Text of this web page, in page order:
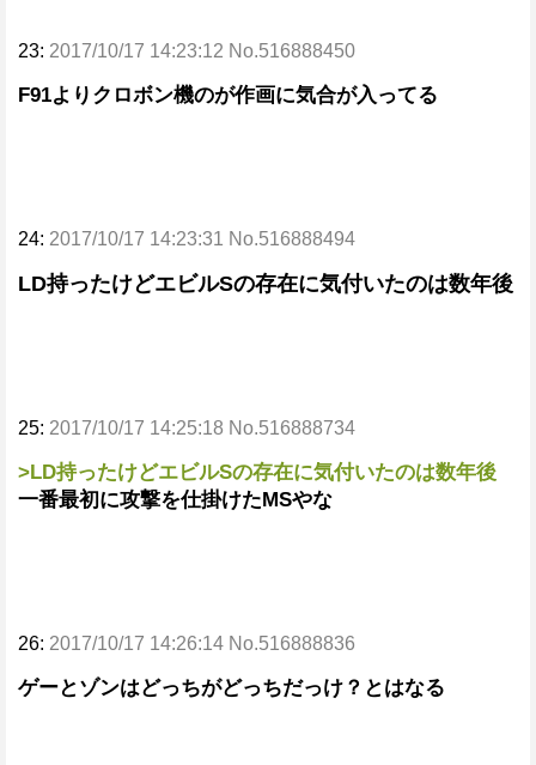
23: 2017/10/17 14:23:12 No.516888450
F91よりクロボン機のが作画に気合が入ってる
24: 2017/10/17 14:23:31 No.516888494
LD持ったけどエビルSの存在に気付いたのは数年後
25: 2017/10/17 14:25:18 No.516888734
>LD持ったけどエビルSの存在に気付いたのは数年後
一番最初に攻撃を仕掛けたMSやな
26: 2017/10/17 14:26:14 No.516888836
ゲーとゾンはどっちがどっちだっけ？とはなる